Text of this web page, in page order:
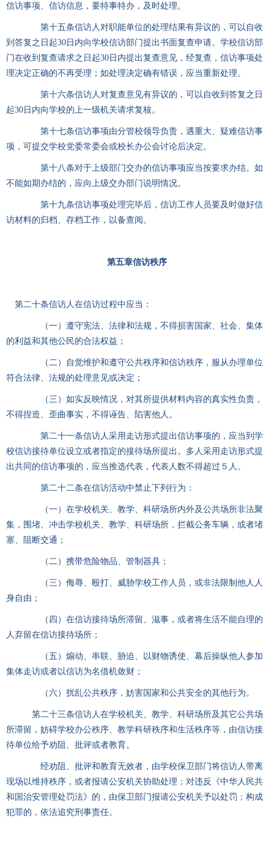
信访事项、信访信息，要特事特办，及时处理。
第十五条信访人对职能单位的处理结果有异议的，可以自收
到答复之日起30日内向学校信访部门提出书面复查申请。学校信访部
门在收到复查请求之日起30日内提出复查意见，经复查，信访事项处
理决定正确的不再受理；如处理决定确有错误，应当重新处理。
第十六条信访人对复查意见有异议的，可以自收到答复之日
起30日内向学校的上一级机关请求复核。
第十七条信访事项由分管校领导负责，遇重大、疑难信访事
项，可提交学校党委常委会或校长办公会讨论后决定。
第十八条对于上级部门交办的信访事项应当按要求办结。如
不能如期办结的，应向上级交办部门说明情况。
第十九条信访事项处理完毕后，信访工作人员要及时做好信
访材料的归档、存档工作，以备查阅。
第五章信访秩序
第二十条信访人在信访过程中应当：
（一）遵守宪法、法律和法规，不得损害国家、社会、集体
的利益和其他公民的合法权益；
（二）自觉维护和遵守公共秩序和信访秩序，服从办理单位
符合法律、法规的处理意见或决定；
（三）如实反映情况，对其所提供材料内容的真实性负责，
不得捏造、歪曲事实，不得诬告、陷害他人。
第二十一条信访人采用走访形式提出信访事项的，应当到学
校信访接待单位设立或者指定的接待场所提出。多人采用走访形式提
出共同的信访事项的，应当推选代表，代表人数不得超过５人。
第二十二条在信访活动中禁止下列行为：
（一）在学校机关、教学、科研场所内外及公共场所非法聚
集，围堵、冲击学校机关、教学、科研场所，拦截公务车辆，或者堵
塞、阻断交通；
（二）携带危险物品、管制器具；
（三）侮辱、殴打、威胁学校工作人员，或非法限制他人人
身自由；
（四）在信访接待场所滞留、滋事，或者将生活不能自理的
人弃留在信访接待场所；
（五）煽动、串联、胁迫、以财物诱使、幕后操纵他人参加
集体走访或者以信访为名借机敛财；
（六）扰乱公共秩序，妨害国家和公共安全的其他行为。
第二十三条信访人在学校机关、教学、科研场所及其它公共场
所滞留，妨碍学校办公秩序、教学科研秩序和生活秩序等，由信访接
待单位给予劝阻、批评或者教育。
经劝阻、批评和教育无效者，由学校保卫部门将信访人带离
现场以维持秩序，或者报请公安机关协助处理；对违反《中华人民共
和国治安管理处罚法》的，由保卫部门报请公安机关予以处罚；构成
犯罪的，依法追究刑事责任。